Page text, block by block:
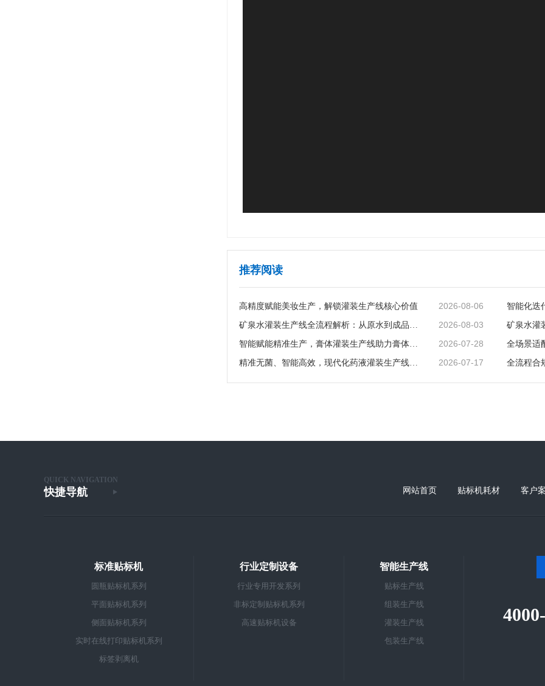
推荐阅读
高精度赋能美妆生产，解锁灌装生产线核心价值 2026-08-06
矿泉水灌装生产线全流程解析：从原水到成品的品质守护 2026-08-03
智能赋能精准生产，膏体灌装生产线助力膏体行业提质增效 2026-07-28
精准无菌、智能高效，现代化药液灌装生产线赋能制药行业升级 2026-07-17
QUICK NAVIGATION
快捷导航 网站首页 贴标机耗材 客户
标准贴标机
圆瓶贴标机系列
平面贴标机系列
侧面贴标机系列
实时在线打印贴标机系列
标签剥离机
行业定制设备
行业专用开发系列
非标定制贴标机系列
高速贴标机设备
智能生产线
贴标生产线
组装生产线
灌装生产线
包装生产线